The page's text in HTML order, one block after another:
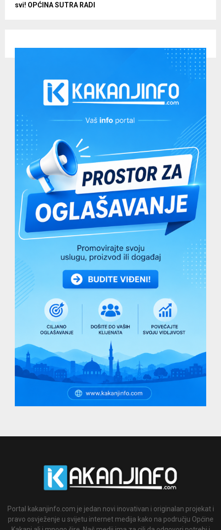
svi! OPĆINA SUTRA RADI
Portal kakanjinfo.com je jedan novi inovativan i originalan projekat i
pravo osvježenje u svijetu internet medija kako na području Općine